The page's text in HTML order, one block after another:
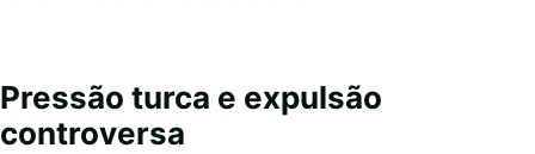
Pressão turca e expulsão
controversa